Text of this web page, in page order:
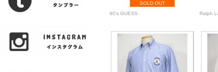
SOLD OUT
90's GUESS
Ralph